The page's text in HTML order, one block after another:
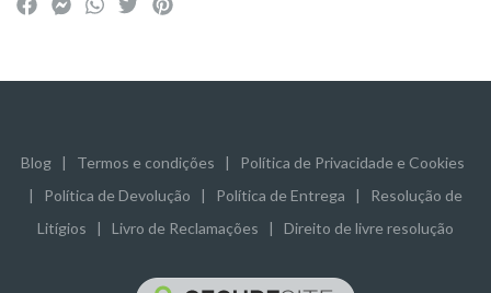
Blog| Termos e condições
Política de Privacidade e Cookies
Política de Devolução Política de Entrega
Resolução de
Litígios
Livro de Reclamações Direito de livre resolução